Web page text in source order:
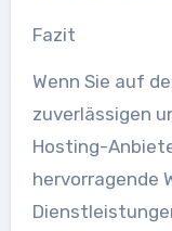
Fazit
Wenn Sie auf
zuverlässigen
Hosting-
hervorragende